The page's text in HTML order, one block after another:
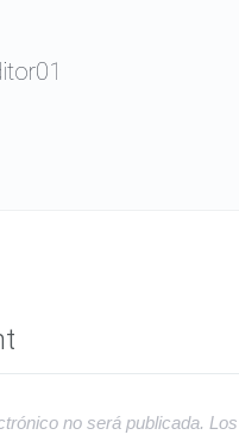
no será publicada.